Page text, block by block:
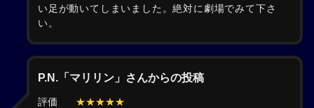
い足が動いてしまいました。絶対に劇場でみて下さ
い。
P.N.「マリリン」さんからの投稿
評価
★★★★★